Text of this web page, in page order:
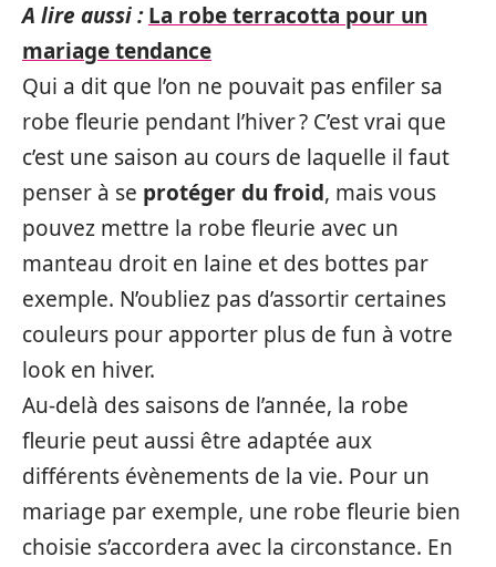
A lire aussi : La robe terracotta pour un
mariage tendance
Qui a dit que l’on ne pouvait pas enfiler sa
robe fleurie pendant l’hiver ? C’est vrai que
c’est une saison au cours de laquelle il faut
penser à se protéger du froid, mais vous
pouvez mettre la robe fleurie avec un
manteau droit en laine et des bottes par
exemple. N’oubliez pas d’assortir certaines
couleurs pour apporter plus de fun à votre
look en hiver.
Au-delà des saisons de l’année, la robe
fleurie peut aussi être adaptée aux
différents évènements de la vie. Pour un
mariage par exemple, une robe fleurie bien
choisie s’accordera avec la circonstance. En